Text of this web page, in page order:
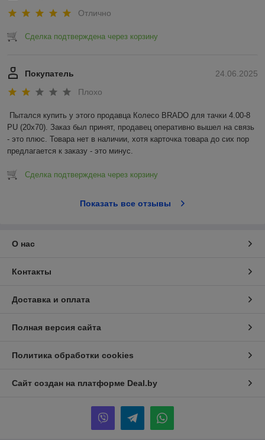
Отлично
Сделка подтверждена через корзину
24.06.2025
Покупатель
Плохо
Пытался купить у этого продавца Колесо BRADO для тачки 4.00-8
PU (20x70). Заказ был принят, продавец оперативно вышел на связь
- это плюс. Товара нет в наличии, хотя карточка товара до сих пор
предлагается к заказу - это минус.
Сделка подтверждена через корзину
Показать все отзывы
О нас
Контакты
Доставка и оплата
Полная версия сайта
Политика обработки cookies
Сайт создан на платформе Deal.by